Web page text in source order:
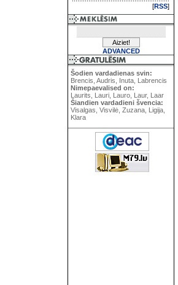
[RSS]
ADVANCED
Šodien vardadienas svin:
Brencis, Audris, Inuta, Labrencis
Nimepaevalised on:
Laurits, Lauri, Lauro, Laur, Laar
Šiandien vardadieni švencia:
Visalgas, Visvilė, Zuzana, Ligija,
Klara